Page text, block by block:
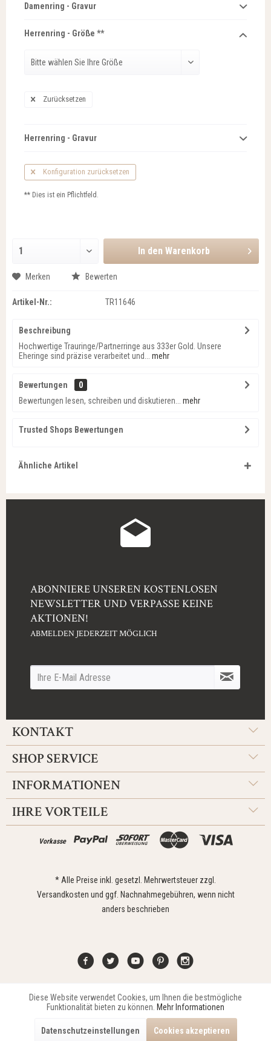
Damenring - Gravur
Herrenring - Größe **
Zurücksetzen
Herrenring - Gravur
Konfiguration zurücksetzen
** Dies ist ein Pflichtfeld.
In den Warenkorb
Merken Bewerten
Artikel-Nr.: TR11646
Beschreibung
Hochwertige Trauringe/Partnerringe aus 333er Gold. Unsere
Eheringe sind präzise verarbeitet und...
mehr
Bewertungen
0
Bewertungen lesen, schreiben und diskutieren...
mehr
Trusted Shops Bewertungen
Ähnliche Artikel
ABONNIERE UNSEREN KOSTENLOSEN
NEWSLETTER UND VERPASSE KEINE
AKTIONEN!
ABMELDEN JEDERZEIT MÖGLICH
KONTAKT
SHOP SERVICE
INFORMATIONEN
IHRE VORTEILE
Vorkasse
* Alle Preise inkl. gesetzl. Mehrwertsteuer zzgl.
Versandkosten und ggf. Nachnahmegebühren, wenn nicht
anders beschrieben
Kontakt Widerrufsrecht Impressum Versand Datenschutz
Copyright © 2021 Edona Design GmbH // DesignDupp GmbH
Funktionale Aktiv
Aktiv
Diese Website verwendet Cookies, um Ihnen die bestmögliche
Funktionalität bieten zu können. Mehr Informationen
Datenschutzeinstellungen Cookies akzeptieren